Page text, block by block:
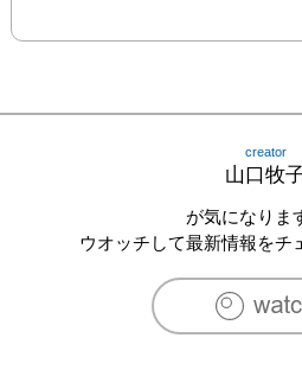
2015    Gallery×Cafe Jalona  東京
2014    Gallery×Cafe Jalona  東京都
2012    ’ペーパワークを中心に’
2012    Gallery×Cafe Jalona  東京
2010　GALLERY エクリュの森　
creator
山口牧
が気になりま
ウオッチして最新情報をチ